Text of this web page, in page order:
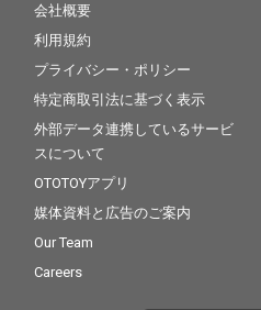
会社概要
利用規約
プライバシー・ポリシー
特定商取引法に基づく表示
外部データ連携しているサービ
スについて
OTOTOYアプリ
媒体資料と広告のご案内
Our Team
Careers